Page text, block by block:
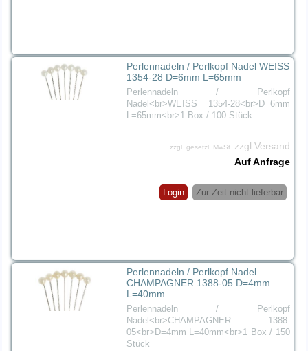
Perlennadeln / Perlkopf Nadel WEISS
1354-28 D=6mm L=65mm
Perlennadeln / Perlkopf
Nadel<br>WEISS 1354-28<br>D=6mm
L=65mm<br>1 Box / 100 Stück
zzgl. gesetzl. MwSt.
zzgl.Versand
Auf Anfrage
Zur Zeit nicht lieferbar
Login
Perlennadeln / Perlkopf Nadel
CHAMPAGNER 1388-05 D=4mm
L=40mm
Perlennadeln / Perlkopf
Nadel<br>CHAMPAGNER 1388-
05<br>D=4mm L=40mm<br>1 Box / 150
Stück